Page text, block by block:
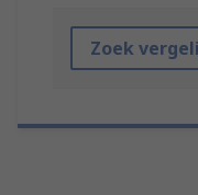
Zoek